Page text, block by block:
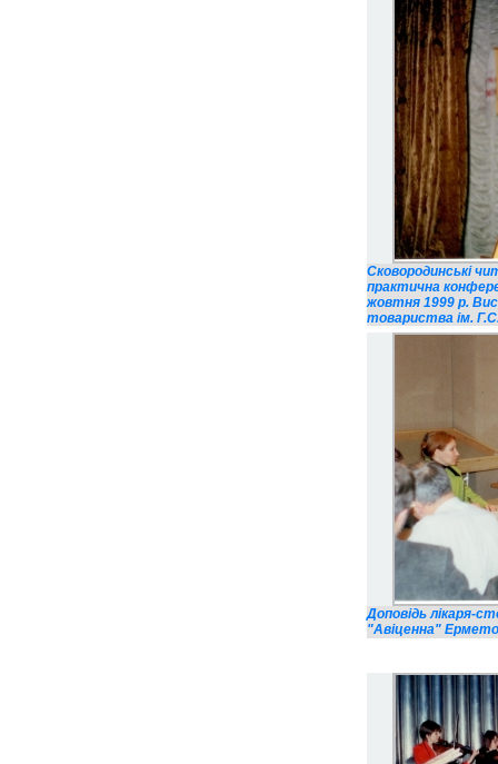
Сковородинські
практична
жовтня 1999 р.
товариства ім.
Доповідь лікаря-
"Авіценна"